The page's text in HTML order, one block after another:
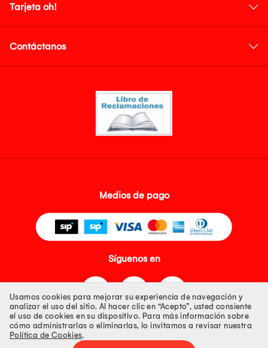
Tarjeta oh!
Contáctanos
Medios de pago
Síguenos en
Tienda 100% Segura
Usamos cookies para mejorar su experiencia de navegación y
analizar el uso del sitio. Al hacer clic en “Acepto”, usted consiente
el uso de cookies en su dispositivo. Para más información sobre
cómo administrarlas o eliminarlas, lo invitamos a revisar nuestra
Política de Cookies.